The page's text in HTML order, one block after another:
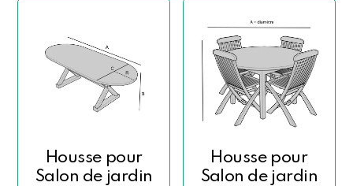
Housse pour
Salon de jardin
Housse pour
Salon de jardin